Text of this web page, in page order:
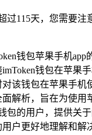
过115天，您需要注
钱包苹果手机app
钱包在苹果
该钱包在苹果手机
解析，旨在为使用
包的用户，提供关
户更好地理解和解